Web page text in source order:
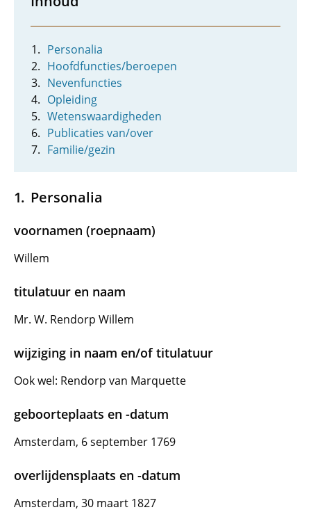
Personalia
Hoofdfuncties/beroepen
Nevenfuncties
Opleiding
Wetenswaardigheden
Publicaties van/over
Familie/gezin
Personalia
voornamen (roepnaam)
Willem
titulatuur en naam
Mr. W. Rendorp Willem
wijziging in naam en/of titulatuur
Ook wel: Rendorp van Marquette
geboorteplaats en -datum
Amsterdam, 6 september 1769
overlijdensplaats en -datum
Amsterdam, 30 maart 1827